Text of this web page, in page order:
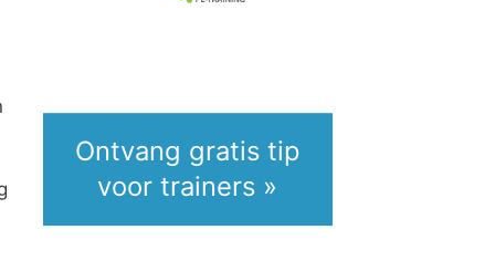
Ontvang gratis tip
voor trainers »